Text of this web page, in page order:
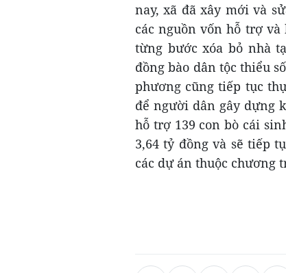
nay, xã đã xây mới và
các nguồn vốn hỗ trợ
từng bước xóa bỏ nhà
đồng bào dân tộc thiểu
phương cũng tiếp tục
để người dân gây dựng
hỗ trợ 139 con bò cái
3,64 tỷ đồng và sẽ tiếp
các dự án thuộc chương